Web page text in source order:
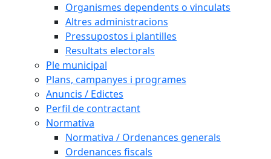
Organismes dependents o vinculats
Altres administracions
Pressupostos i plantilles
Resultats electorals
Ple municipal
Plans, campanyes i programes
Anuncis / Edictes
Perfil de contractant
Normativa
Normativa / Ordenances generals
Ordenances fiscals